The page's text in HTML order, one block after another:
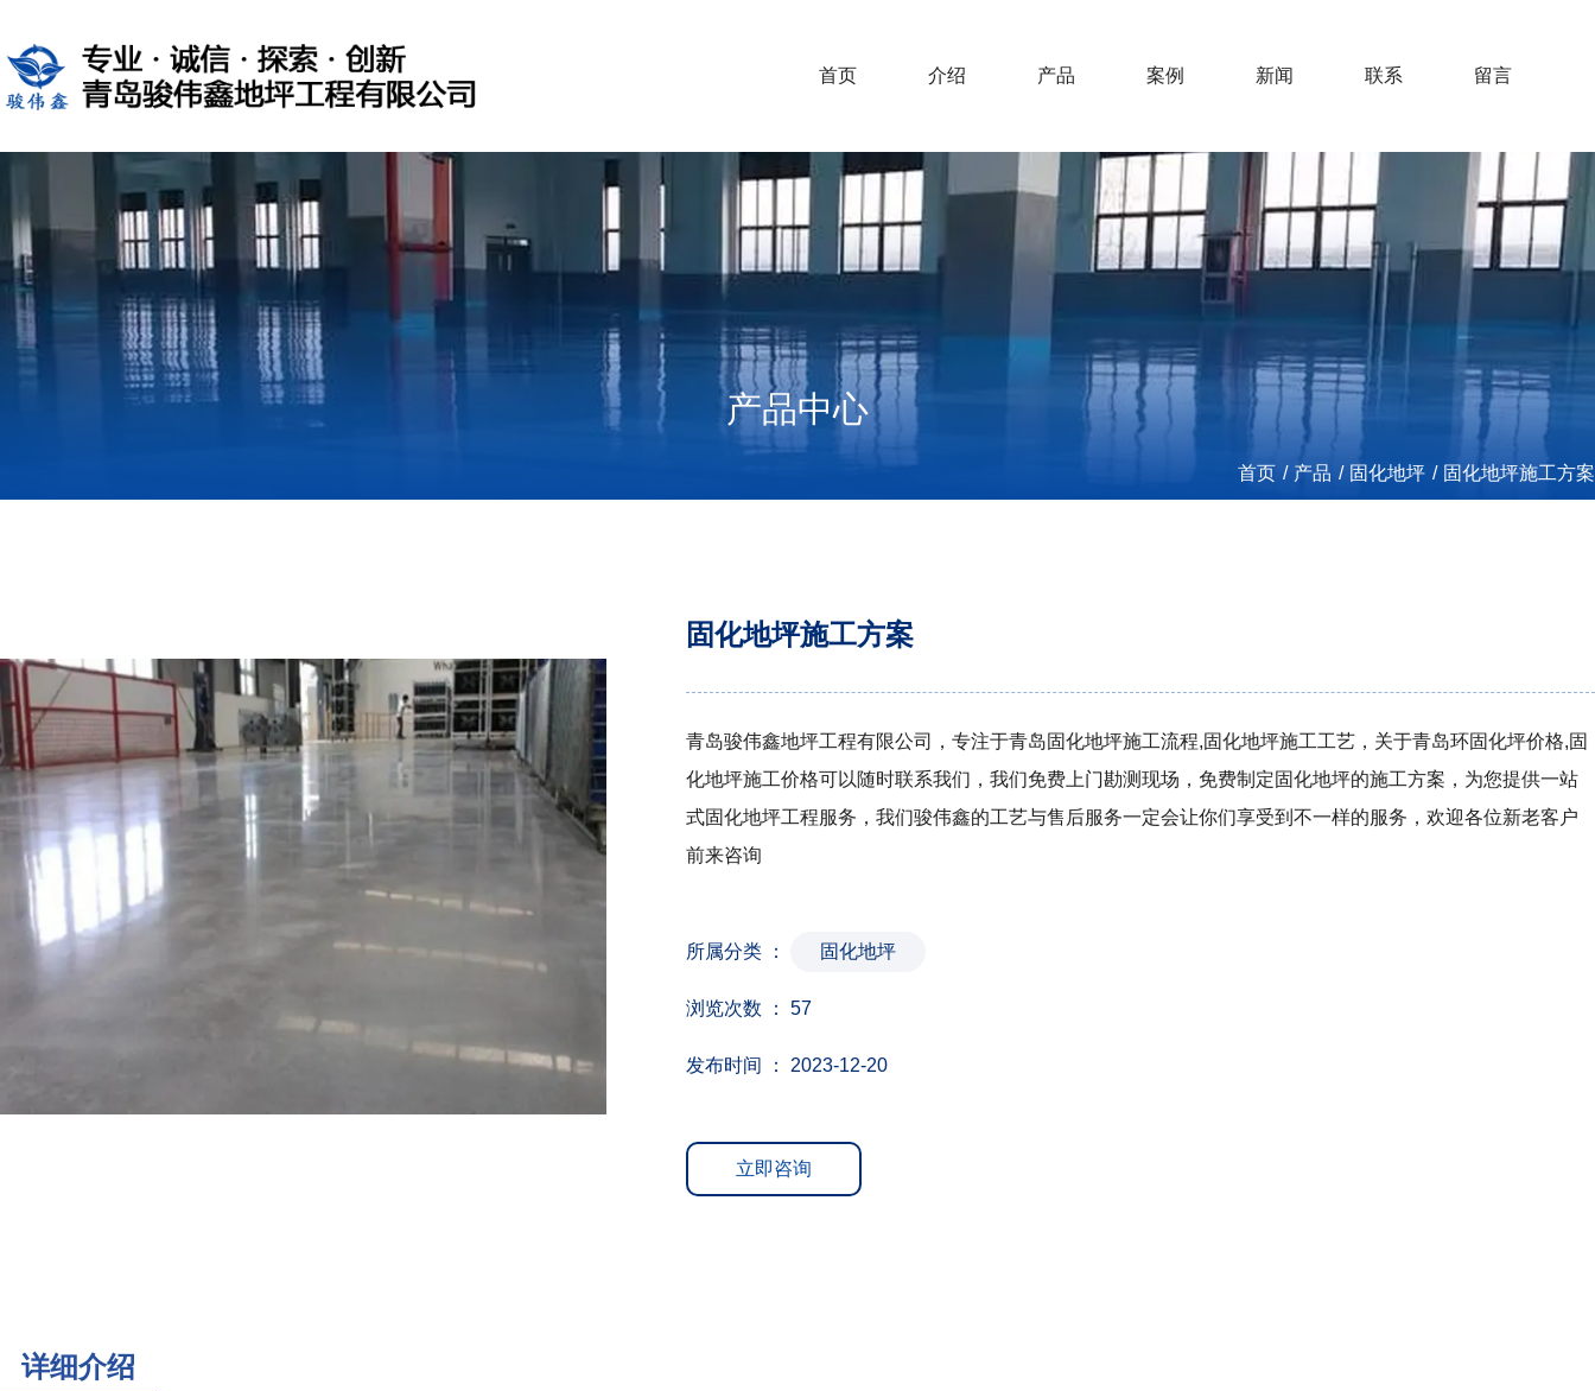
首页 介绍 产品 案例 新闻 联系 留言
产品中心
首页 / 产品 / 固化地坪 / 固化地坪施工方案
固化地坪施工方案
青岛骏伟鑫地坪工程有限公司，专注于青岛固化地坪施工流程,固化地坪施工工艺，关于青岛环固化坪价格,固
化地坪施工价格可以随时联系我们，我们免费上门勘测现场，免费制定固化地坪的施工方案，为您提供一站
式固化地坪工程服务，我们骏伟鑫的工艺与售后服务一定会让你们享受到不一样的服务，欢迎各位新老客户
前来咨询
所属分类 ： 固化地坪
浏览次数 ： 57
发布时间 ： 2023-12-20
立即咨询
详细介绍